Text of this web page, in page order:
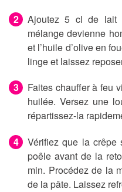
Ajoutez 5 cl de lait
mélange devienne
et l’huile d’olive en
linge et laissez
Faites chauffer à feu
huilée. Versez une
répartissez-la
Vérifiez que la
poêle avant de la
min. Procédez de la
de la pâte. Laissez